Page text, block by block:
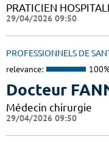
PRATICIEN
29/04/2026 09:50
PROFESSIONNELS DE
relevance:
Docteur
Médecin chirurgie
29/04/2026 09:50